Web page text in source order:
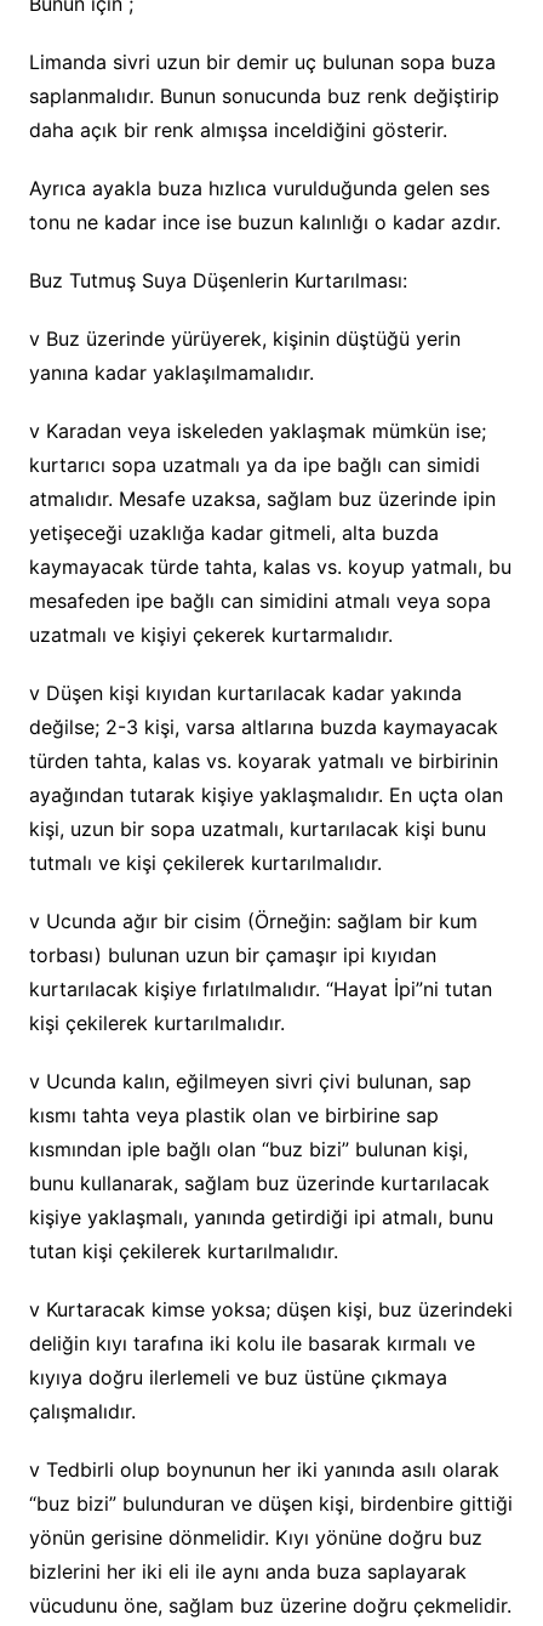
Limanda sivri uzun bir demir uç bulunan sopa buza
saplanmalıdır. Bunun sonucunda buz renk değiştirip
daha açık bir renk almışsa inceldiğini gösterir.
Ayrıca ayakla buza hızlıca vurulduğunda gelen ses
tonu ne kadar ince ise buzun kalınlığı o kadar azdır.
Buz Tutmuş Suya Düşenlerin Kurtarılması:
v Buz üzerinde yürüyerek, kişinin düştüğü yerin
yanına kadar yaklaşılmamalıdır.
v Karadan veya iskeleden yaklaşmak mümkün ise;
kurtarıcı sopa uzatmalı ya da ipe bağlı can simidi
atmalıdır. Mesafe uzaksa, sağlam buz üzerinde ipin
yetişeceği uzaklığa kadar gitmeli, alta buzda
kaymayacak türde tahta, kalas vs. koyup yatmalı, bu
mesafeden ipe bağlı can simidini atmalı veya sopa
uzatmalı ve kişiyi çekerek kurtarmalıdır.
v Düşen kişi kıyıdan kurtarılacak kadar yakında
değilse; 2-3 kişi, varsa altlarına buzda kaymayacak
türden tahta, kalas vs. koyarak yatmalı ve birbirinin
ayağından tutarak kişiye yaklaşmalıdır. En uçta olan
kişi, uzun bir sopa uzatmalı, kurtarılacak kişi bunu
tutmalı ve kişi çekilerek kurtarılmalıdır.
v Ucunda ağır bir cisim (Örneğin: sağlam bir kum
torbası) bulunan uzun bir çamaşır ipi kıyıdan
kurtarılacak kişiye fırlatılmalıdır. “Hayat İpi”ni tutan
kişi çekilerek kurtarılmalıdır.
v Ucunda kalın, eğilmeyen sivri çivi bulunan, sap
kısmı tahta veya plastik olan ve birbirine sap
kısmından iple bağlı olan “buz bizi” bulunan kişi,
bunu kullanarak, sağlam buz üzerinde kurtarılacak
kişiye yaklaşmalı, yanında getirdiği ipi atmalı, bunu
tutan kişi çekilerek kurtarılmalıdır.
v Kurtaracak kimse yoksa; düşen kişi, buz üzerindeki
deliğin kıyı tarafına iki kolu ile basarak kırmalı ve
kıyıya doğru ilerlemeli ve buz üstüne çıkmaya
çalışmalıdır.
v Tedbirli olup boynunun her iki yanında asılı olarak
“buz bizi” bulunduran ve düşen kişi, birdenbire gittiği
yönün gerisine dönmelidir. Kıyı yönüne doğru buz
bizlerini her iki eli ile aynı anda buza saplayarak
vücudunu öne, sağlam buz üzerine doğru çekmelidir.